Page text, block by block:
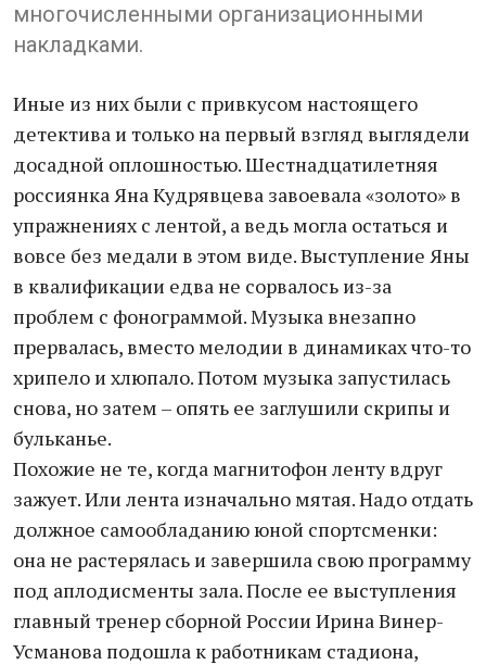
многочисленными организационными
накладками.
Иные из них были с привкусом настоящего
детектива и только на первый взгляд выглядели
досадной оплошностью. Шестнадцатилетняя
россиянка Яна Кудрявцева завоевала «золото» в
упражнениях с лентой, а ведь могла остаться и
вовсе без медали в этом виде. Выступление Яны
в квалификации едва не сорвалось из-за
проблем с фонограммой. Музыка внезапно
прервалась, вместо мелодии в динамиках что-то
хрипело и хлюпало. Потом музыка запустилась
снова, но затем – опять ее заглушили скрипы и
бульканье.
Похожие не те, когда магнитофон ленту вдруг
зажует. Или лента изначально мятая. Надо отдать
должное самообладанию юной спортсменки:
она не растерялась и завершила свою программу
под аплодисменты зала. После ее выступления
главный тренер сборной России Ирина Винер-
Усманова подошла к работникам стадиона,